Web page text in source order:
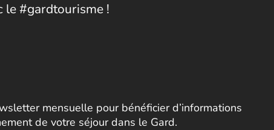
le #gardtourisme !
mensuelle pour bénéficier d’informations
de votre séjour dans le Gard.